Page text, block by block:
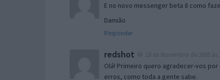
E no novo messenger beta 8 como
Damião
Responder
redshot
Olá! Primeiro quero agradecer-vos
erros, como toda a gente sabe.